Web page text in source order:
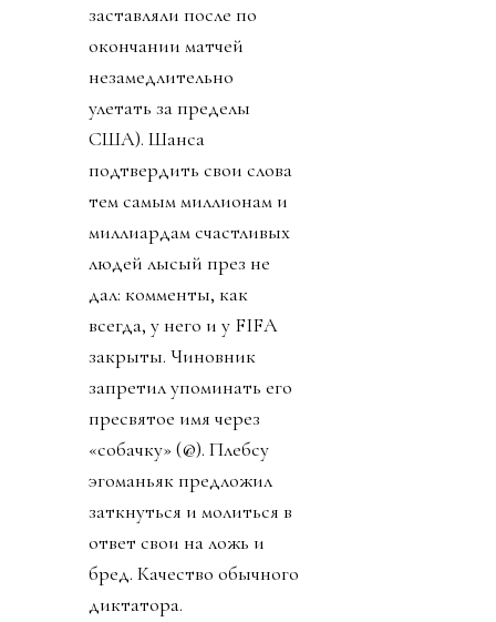
заставляли после по
окончании матчей
незамедлительно
улетать за пределы
США). Шанса
подтвердить свои слова
тем самым миллионам и
миллиардам счастливых
людей лысый през не
дал: комменты, как
всегда, у него и у FIFA
закрыты. Чиновник
запретил упоминать его
пресвятое имя через
«собачку» (@). Плебсу
эгоманьяк предложил
заткнуться и молиться в
ответ свои на ложь и
бред. Качество обычного
диктатора.